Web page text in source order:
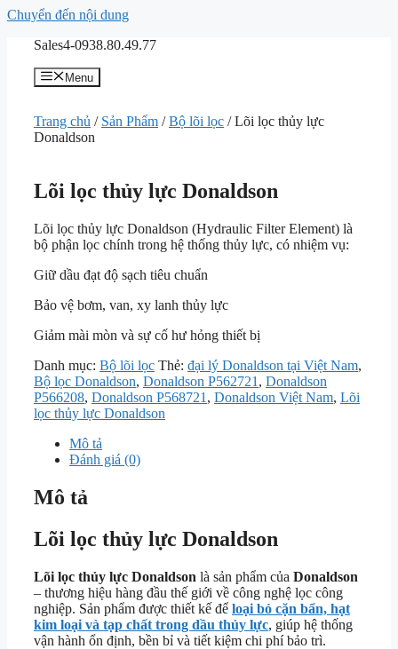
Chuyển đến nội dung
Sales4-0938.80.49.77
Menu
Trang chủ / Sản Phẩm /Bộ lõi lọc / Lõi lọc thủy lực
Donaldson
Lõi lọc thủy lực Donaldson
Lõi lọc thủy lực Donaldson (Hydraulic Filter Element) là
bộ phận lọc chính trong hệ thống thủy lực, có nhiệm vụ:
Giữ dầu đạt độ sạch tiêu chuẩn
Bảo vệ bơm, van, xy lanh thủy lực
Giảm mài mòn và sự cố hư hỏng thiết bị
Danh mục: Bộ lõi lọc Thẻ: đại lý Donaldson tại Việt Nam,
Bộ lọc Donaldson, Donaldson P562721 , Donaldson
P566208, Donaldson P568721 , Donaldson Việt Nam, Lõi
lọc thủy lực Donaldson
Mô tả
Đánh giá (0)
Mô tả
Lõi lọc thủy lực Donaldson
Lõi lọc thủy lực Donaldson là sản phẩm của Donaldson
– thương hiệu hàng đầu thế giới về công nghệ lọc công
nghiệp. Sản phẩm được thiết kế để loại bỏ cặn bẩn, hạt
kim loại và tạp chất trong dầu thủy lực, giúp hệ thống
vận hành ổn định, bền bỉ và tiết kiệm chi phí bảo trì.